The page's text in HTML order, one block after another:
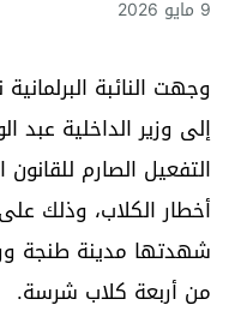
9 مايو 2026
وجهت النائبة
إلى وزير الداخلية عبد
التفعيل الصارم
أخطار الكلاب، وذلك
شهدتها مدينة طنجة
من أربعة كلاب شرسة.